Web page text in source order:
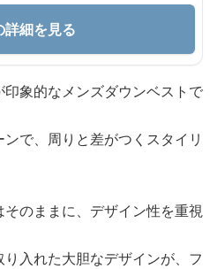
詳細を見る
象的なメンズダウンベストで
で、周りと差がつくスタイリ
のままに、デザイン性を重視
り入れた大胆なデザインが、フ